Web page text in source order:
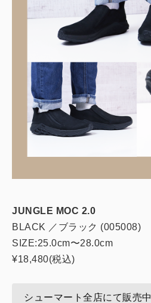
JUNGLE MOC 2.0
BLACK ／ブラック (005008)
SIZE:25.0cm〜28.0cm
¥18,480(税込)
シューマート全店にて販売中